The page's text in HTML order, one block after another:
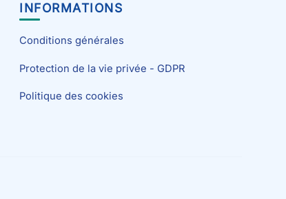
INFORMATIONS
Conditions générales
Protection de la vie privée - GDPR
Politique des cookies